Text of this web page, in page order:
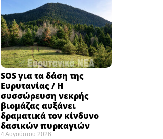
SOS για τα δάση της
Ευρυτανίας / Η
συσσώρευση νεκρής
βιομάζας αυξάνει
δραματικά τον κίνδυνο
δασικών πυρκαγιών
4 Αυγούστου 2026